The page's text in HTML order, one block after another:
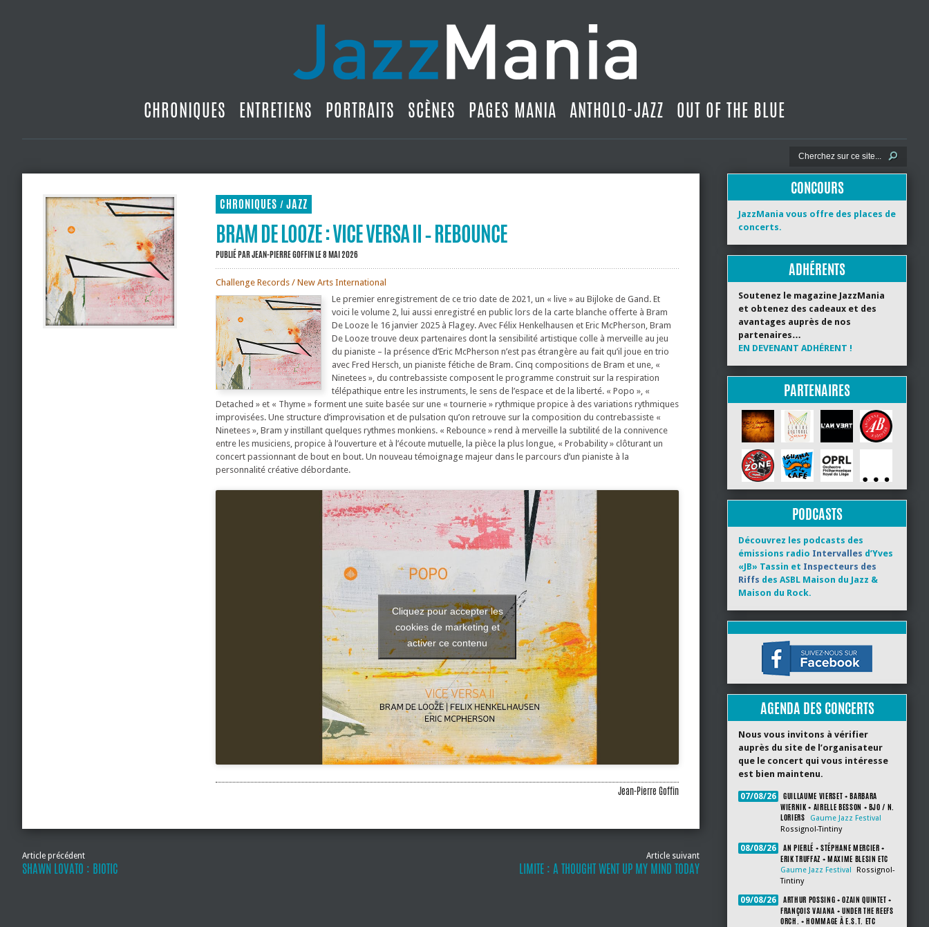
CHRONIQUES ENTRETIENS PORTRAITS SCÈNES PAGES MANIA ANTHOLO-JAZZ OUT OF THE BLUE
CHRONIQUES / JAZZ
BRAM DE LOOZE : VICE VERSA II – REBOUNCE
PUBLIÉ PARJEAN-PIERRE GOFFINLE 8 MAI 2026
Challenge Records / New Arts International
Le premier enregistrement de ce trio date de 2021, un « live » au Bijloke de Gand. Et
voici le volume 2, lui aussi enregistré en public lors de la carte blanche offerte à Bram
De Looze le 16 janvier 2025 à Flagey. Avec Félix Henkelhausen et Eric McPherson, Bram
De Looze trouve deux partenaires dont la sensibilité artistique colle à merveille au jeu
du pianiste – la présence d’Eric McPherson n’est pas étrangère au fait qu’il joue en trio
avec Fred Hersch, un pianiste fétiche de Bram. Cinq compositions de Bram et une, «
Ninetees », du contrebassiste composent le programme construit sur la respiration
télépathique entre les instruments, le sens de l’espace et de la liberté. « Popo », «
Detached » et « Thyme » forment une suite basée sur une « tournerie » rythmique propice à des variations rythmiques
improvisées. Une structure d’improvisation et de pulsation qu’on retrouve sur la composition du contrebassiste «
Ninetees », Bram y instillant quelques rythmes monkiens. « Rebounce » rend à merveille la subtilité de la connivence
entre les musiciens, propice à l’ouverture et à l’écoute mutuelle, la pièce la plus longue, « Probability » clôturant un
concert passionnant de bout en bout. Un nouveau témoignage majeur dans le parcours d’un pianiste à la
personnalité créative débordante.
Cliquez pour accepter les
cookies de marketing et
activer ce contenu
Jean-Pierre Goffin
Article précédent
SHAWN LOVATO : BIOTIC
Article suivant
LIMITE : A THOUGHT WENT UP MY MIND TODAY
CONCOURS
JazzMania vous offre des places de
concerts.
ADHÉRENTS
Soutenez le magazine JazzMania
et obtenez des cadeaux et des
avantages auprès de nos
partenaires…
EN DEVENANT ADHÉRENT !
PARTENAIRES
PODCASTS
Découvrez les podcasts des
émissions radio Intervalles d’Yves
«JB» Tassin et Inspecteurs des
Riffs des ASBL Maison du Jazz &
Maison du Rock.
AGENDA DES CONCERTS
Nous vous invitons à vérifier
auprès du site de l’organisateur
que le concert qui vous intéresse
est bien maintenu.
07/08/26
GUILLAUME VIERSET + BARBARA
WIERNIK + AIRELLE BESSON + BJO / N.
LORIERS
Gaume Jazz Festival
Rossignol-Tintiny
08/08/26
AN PIERLÉ + STÉPHANE MERCIER +
ERIK TRUFFAZ + MAXIME BLESIN ETC
Gaume Jazz Festival
Rossignol-
Tintiny
09/08/26
ARTHUR POSSING + OZAIN QUINTET +
FRANÇOIS VAIANA + UNDER THE REEFS
ORCH. + HOMMAGE À E.S.T. ETC